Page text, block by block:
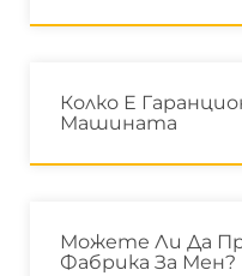
Колко Е
Машината
Можете Ли Да
Фабрика За Мен?